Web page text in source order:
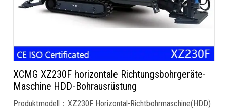
XCMG XZ230F horizontale Richtungsbohrgeräte-
Maschine HDD-Bohrausrüstung
Produktmodell：XZ230F Horizontal-Richtbohrmaschine(HDD)